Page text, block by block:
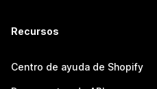
Recursos
Centro de ayuda de Shopify